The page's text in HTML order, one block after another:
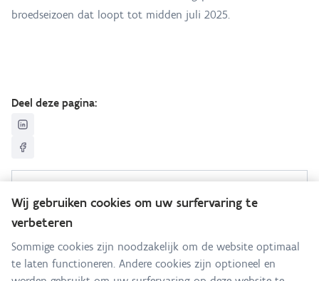
broedseizoen dat loopt tot midden juli 2025.
Deel deze pagina:
Sanering Grote Laak
Alle contactgegevens
Wij gebruiken cookies om uw surfervaring te
verbeteren
Sommige cookies zijn noodzakelijk om de website optimaal
te laten functioneren. Andere cookies zijn optioneel en